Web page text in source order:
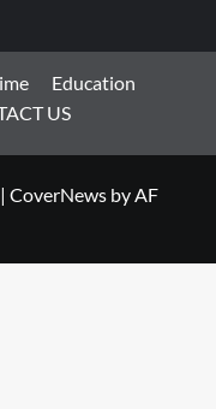
Education
US
| CoverNews by AF